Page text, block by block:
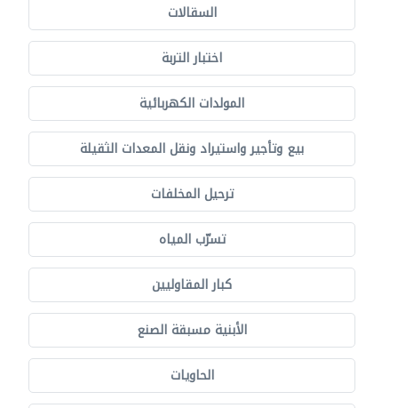
السقالات
اختبار التربة
المولدات الكهربائية
بيع وتأجير واستيراد ونقل المعدات الثقيلة
ترحيل المخلفات
تسرّب المياه
كبار المقاوليين
الأبنية مسبقة الصنع
الحاويات